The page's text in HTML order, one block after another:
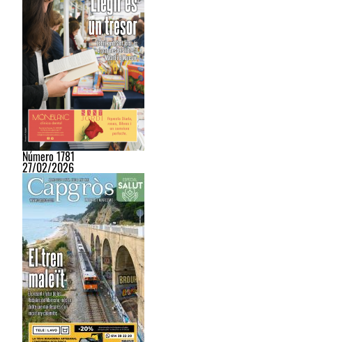
Número 1781
27/02/2026